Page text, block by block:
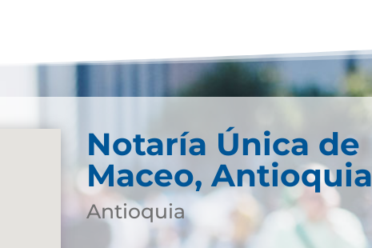
Notaría Única de
Maceo, Antioquia
Antioquia